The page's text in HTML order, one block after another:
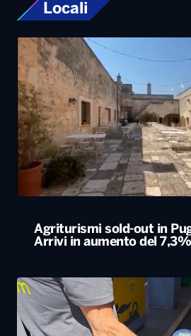
Locali
Agriturismi sold-out in
Arrivi in aumento del 7,3%